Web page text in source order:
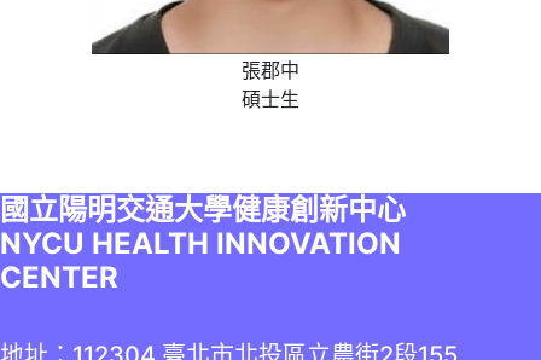
張郡中
碩士生
國立陽明交通大學健康創新中心
NYCU HEALTH INNOVATION
CENTER